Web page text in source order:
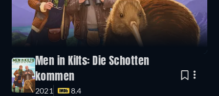
Men in Kilts: Die Schotten
kommen
2021
8.4